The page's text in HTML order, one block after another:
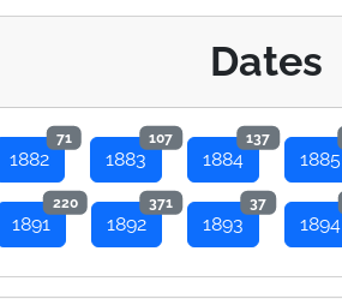
Dates
1882
71
1883
107
1884
137
1885
1891
220
1892
371
1893
37
1894